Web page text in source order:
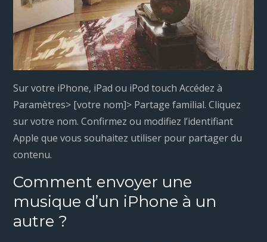
Sur votre iPhone, iPad ou iPod touch Accédez à
Paramètres> [votre nom]> Partage familial. Cliquez
sur votre nom. Confirmez ou modifiez l’identifiant
Apple que vous souhaitez utiliser pour partager du
contenu.
Comment envoyer une
musique d’un iPhone à un
autre ?